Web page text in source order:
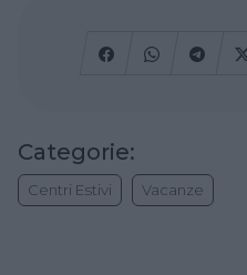
Categorie:
Centri Estivi Vacanze